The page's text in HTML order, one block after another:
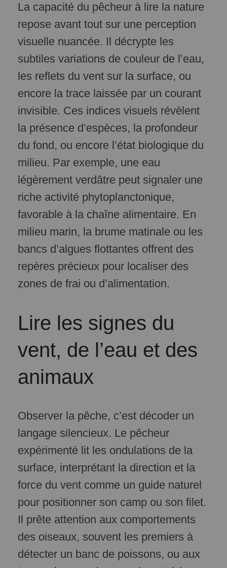
La capacité du pêcheur à lire la nature
repose avant tout sur une perception
visuelle nuancée. Il décrypte les
subtiles variations de couleur de l’eau,
les reflets du vent sur la surface, ou
encore la trace laissée par un courant
invisible. Ces indices visuels révèlent
la présence d’espèces, la profondeur
du fond, ou encore l’état biologique du
milieu. Par exemple, une eau
légèrement verdâtre peut signaler une
riche activité phytoplanctonique,
favorable à la chaîne alimentaire. En
milieu marin, la brume matinale ou les
bancs d’algues flottantes offrent des
repères précieux pour localiser des
zones de frai ou d’alimentation.
Lire les signes du
vent, de l’eau et des
animaux
Observer la pêche, c’est décoder un
langage silencieux. Le pêcheur
expérimenté lit les ondulations de la
surface, interprétant la direction et la
force du vent comme un guide naturel
pour positionner son camp ou son filet.
Il prête attention aux comportements
des oiseaux, souvent les premiers à
détecter un banc de poissons, ou aux